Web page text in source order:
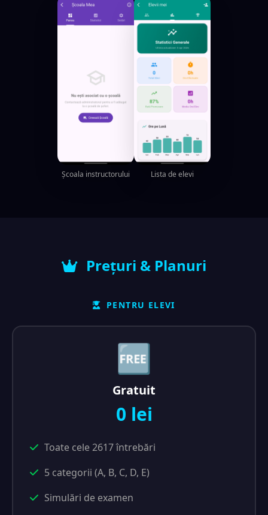
Școala instructorului Lista de elevi
Prețuri & Planuri
PENTRU ELEVI
🆓
Gratuit
0 lei
Toate cele 2617 întrebări
5 categorii (A, B, C, D, E)
Simulări de examen